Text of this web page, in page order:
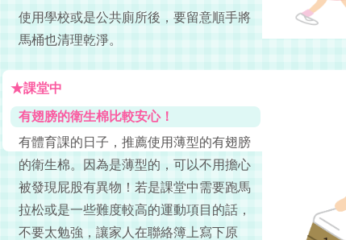
使用學校或是公共廁所後，要留意順手將
馬桶也清理乾淨。
★課堂中
有翅膀的衛生棉比較安心！
有體育課的日子，推薦使用薄型的有翅膀
的衛生棉。因為是薄型的，可以不用擔心
被發現屁股有異物！若是課堂中需要跑馬
拉松或是一些難度較高的運動項目的話，
不要太勉強，讓家人在聯絡簿上寫下原